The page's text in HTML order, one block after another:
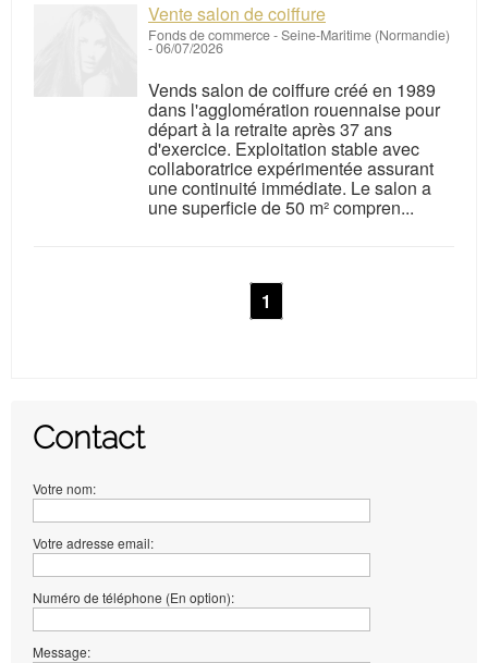
Vente salon de coiffure
Fonds de commerce-Seine-Maritime (Normandie)
-06/07/2026
Vends salon de coiffure créé en 1989
dans l'agglomération rouennaise pour
départ à la retraite après 37 ans
d'exercice. Exploitation stable avec
collaboratrice expérimentée assurant
une continuité immédiate. Le salon a
une superficie de 50 m² compren...
1
Contact
Votre nom:
Votre adresse email:
Numéro de téléphone (En option):
Message: